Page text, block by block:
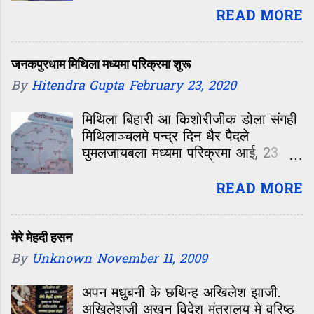
एसोसिएशन, प्रेस क्लब ऑफ इंडिया आ
कार्यक्रम केर आयोजन कएल गेल।
आयोजनक शुरुआत मैथिली साहित्य महोत्सव
३ सं भेल। साहित्य महोत्सव के दू सत्र मे
दूटा विषय पर चर्चा भेल, ‘हवाई जहाज
दरभंगा पहुँचला पर मिथिलाक विकास केँ
कतेक पाँखि भेटल’ आ
READ MORE
जनकपुरधाम मिथिला मध्यमा परिक्रमा शुरू
ByHitendra Gupta February 23, 2020
मिथिला बिहारी आ किशोरीजीक डोला संगही
मिथिलाञ्चलमे पन्द्र दिन धैर पैदले
घुमलजायबला मध्यमा परिक्रमा आई, 23
READ MORE
मेरे मेहदी हसन
By Unknown November 11, 2009
अपन मधुबनी के छथिन्ह अखिलेश झाजी.